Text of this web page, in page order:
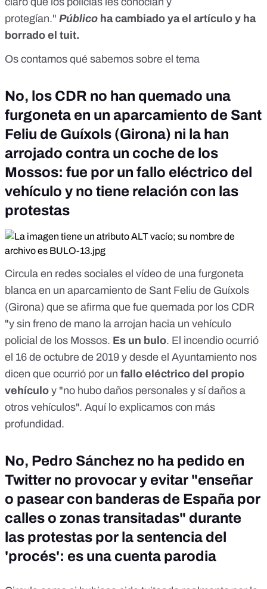
protegían." Público ha cambiado ya el artículo y ha
borrado el tuit.
Os contamos qué sabemos sobre el tema
No, los CDR no han quemado una
furgoneta en un aparcamiento de Sant
Feliu de Guíxols (Girona) ni la han
arrojado contra un coche de los
Mossos: fue por un fallo eléctrico del
vehículo y no tiene relación con las
protestas
Circula en redes sociales el vídeo de una furgoneta
blanca en un aparcamiento de Sant Feliu de Guíxols
(Girona) que se afirma que fue quemada por los CDR
"y sin freno de mano la arrojan hacia un vehículo
policial de los Mossos. Es un bulo. El incendio ocurrió
el 16 de octubre de 2019 y desde el Ayuntamiento nos
dicen que ocurrió por un fallo eléctrico del propio
vehículo y "no hubo daños personales y sí daños a
otros vehículos". Aquí lo explicamos con más
profundidad.
No, Pedro Sánchez no ha pedido en
Twitter no provocar y evitar "enseñar
o pasear con banderas de España por
calles o zonas transitadas" durante
las protestas por la sentencia del
'procés': es una cuenta parodia